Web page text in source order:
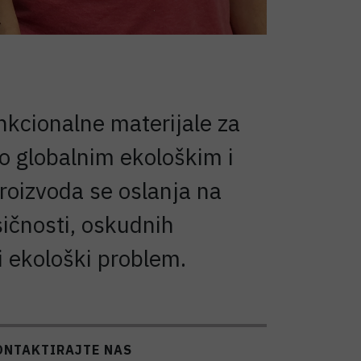
materijale za
globalnim ekološkim i
se oslanja na
oskudnih
problem.
NAS